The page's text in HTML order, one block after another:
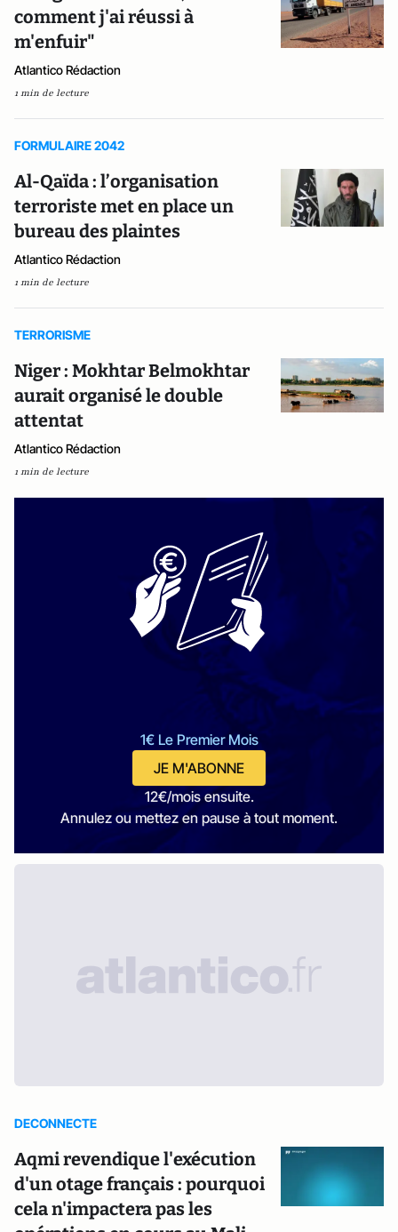
comment j'ai réussi à
m'enfuir"
Atlantico Rédaction
1 min de lecture
FORMULAIRE 2042
Al-Qaïda : l’organisation
terroriste met en place un
bureau des plaintes
Atlantico Rédaction
1 min de lecture
TERRORISME
Niger : Mokhtar Belmokhtar
aurait organisé le double
attentat
Atlantico Rédaction
1 min de lecture
1€ Le Premier Mois
JE M'ABONNE
12€/mois ensuite.
Annulez ou mettez en pause à tout moment.
DECONNECTE
Aqmi revendique l'exécution
d'un otage français : pourquoi
cela n'impactera pas les